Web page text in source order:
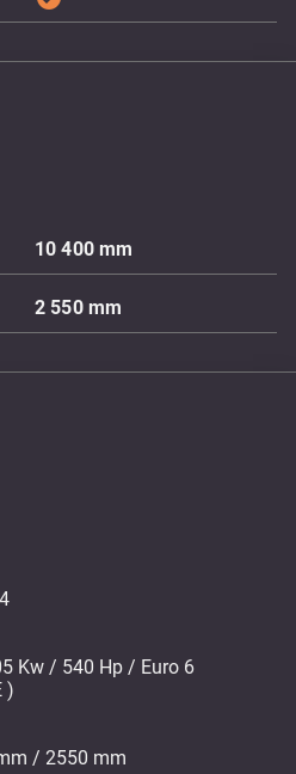
10 400mm
2 550 mm
Kw / 540 Hp / Euro 6
)
/ 2550 mm